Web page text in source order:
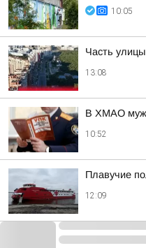
10:05
Часть улицы
13:08
В ХМАО
10:52
Плавучие
12:09